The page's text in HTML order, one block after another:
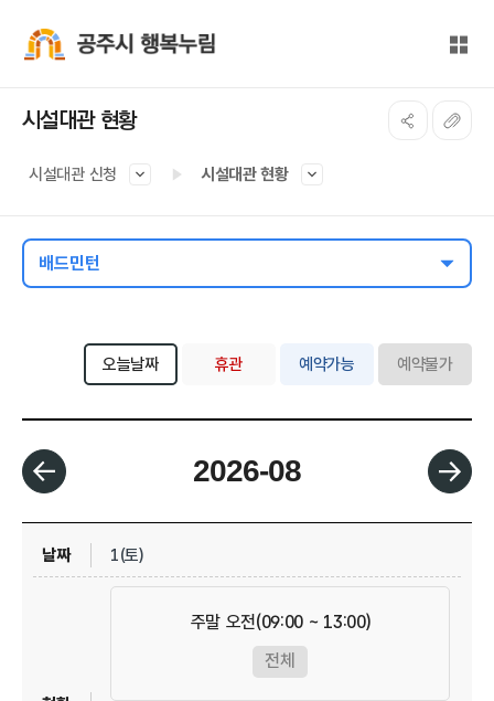
전체
시설대관 현황
시설대관 신청 시설대관 현황
배드민턴
오늘날짜 휴관 예약가능 예약불가
월 선택
1(토)
주말 오전(09:00 ~ 13:00)
전체